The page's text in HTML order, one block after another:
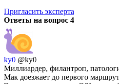
Пригласить эксперта
Ответы на вопрос 4
ky0 @ky0
Миллиардер, филантроп,
Мак доезжает до первого